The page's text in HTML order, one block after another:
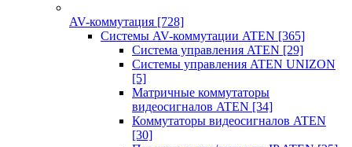
AV-коммутация [728]
Системы AV-коммутации ATEN [365]
Система управления ATEN [29]
Системы управления ATEN UNIZON
[5]
Матричные коммутаторы
видеосигналов ATEN [34]
Коммутаторы видеосигналов ATEN
[30]